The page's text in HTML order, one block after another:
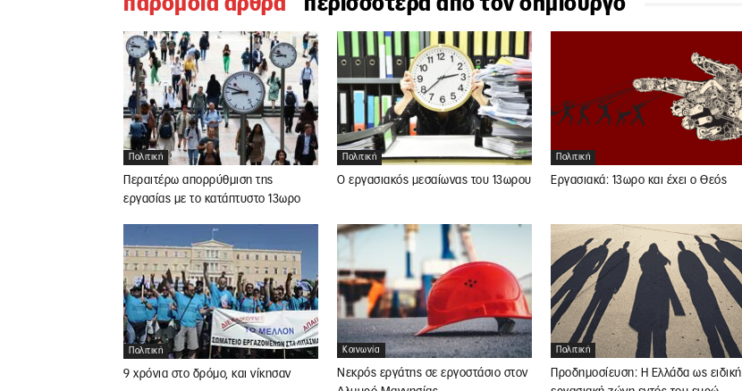
παρομοια αρθρα περισσοτερα απο τον δημιουργο
Πολιτική
Περαιτέρω απορρύθμιση της
εργασίας με το κατάπτυστο 13ωρο
Πολιτική
Ο εργασιακός μεσαίωνας του 13ωρου
Πολιτική
Εργασιακά: 13ωρο και έχει ο Θεός
Πολιτική
9 χρόνια στο δρόμο, και νίκησαν
Κοινωνία
Νεκρός εργάτης σε εργοστάσιο στον
Πολιτική
Προδημοσίευση: Η Ελλάδα ως ειδική